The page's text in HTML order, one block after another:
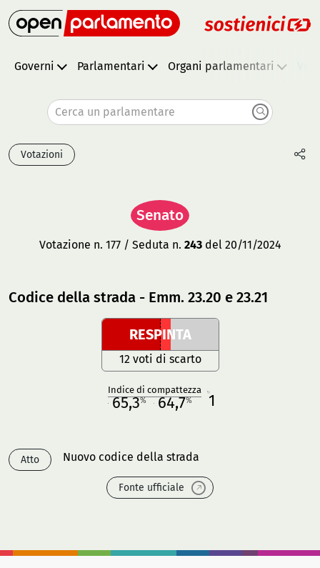
Governi Parlamentari Organi parlamentari
Cerca un parlamentare
Votazioni
Senato
Votazione n. 177 / Seduta n. 243del 20/11/2024
Codice della strada - Emm. 23.20 e 23.21
RESPINTA
12 voti di scarto
Indice di compattezza
65,3% 64,7% 1
Atto Nuovo codice della strada
Fonte ufficiale